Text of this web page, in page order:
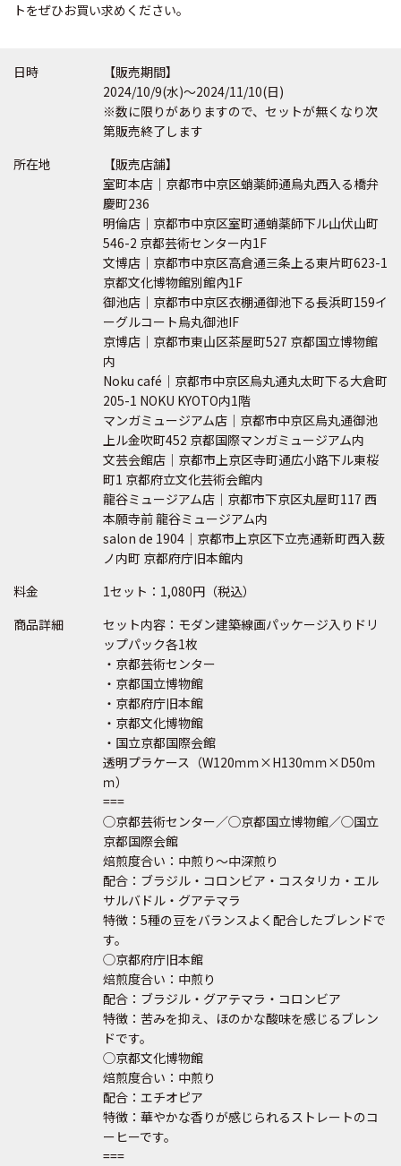
トをぜひお買い求めください。
日時
【販売期間】
2024/10/9(水)～2024/11/10(日)
※数に限りがありますので、セットが無くなり次
第販売終了します
所在地
【販売店舗】
室町本店｜京都市中京区蛸薬師通烏丸西入る橋弁
慶町236
明倫店｜京都市中京区室町通蛸薬師下ル山伏山町
546-2 京都芸術センター内1F
文博店｜京都市中京区高倉通三条上る東片町623-1
京都文化博物館別館內1F
御池店｜京都市中京区衣棚通御池下る長浜町159イ
ーグルコート烏丸御池IF
京博店｜京都市東山区茶屋町527 京都国立博物館
内
Noku café｜京都市中京区烏丸通丸太町下る大倉町
205-1 NOKU KYOTO内1階
マンガミュージアム店｜京都市中京区烏丸通御池
上ル金吹町452 京都国際マンガミュージアム内
文芸会館店｜京都市上京区寺町通広小路下ル東桜
町1 京都府立文化芸術会館内
龍谷ミュージアム店｜京都市下京区丸屋町117 西
本願寺前 龍谷ミュージアム内
salon de 1904｜京都市上京区下立売通新町西入薮
ノ内町 京都府庁旧本館内
料金
1セット：1,080円（税込）
商品詳細
セット内容：モダン建築線画パッケージ入りドリ
ップパック各1枚
・京都芸術センター
・京都国立博物館
・京都府庁旧本館
・京都文化博物館
・国立京都国際会館
透明プラケース（W120ｍｍ×H130ｍｍ×D50ｍ
ｍ）
===
◯京都芸術センター／◯京都国立博物館／◯国立
京都国際会館
焙煎度合い：中煎り～中深煎り
配合：ブラジル・コロンビア・コスタリカ・エル
サルバドル・グアテマラ
特徴：5種の豆をバランスよく配合したブレンドで
す。
◯京都府庁旧本館
焙煎度合い：中煎り
配合：ブラジル・グアテマラ・コロンビア
特徴：苦みを抑え、ほのかな酸味を感じるブレン
ドです。
◯京都文化博物館
焙煎度合い：中煎り
配合：エチオピア
特徴：華やかな香りが感じられるストレートのコ
ーヒーです。
===